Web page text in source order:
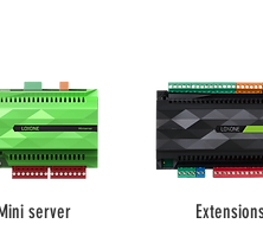
server